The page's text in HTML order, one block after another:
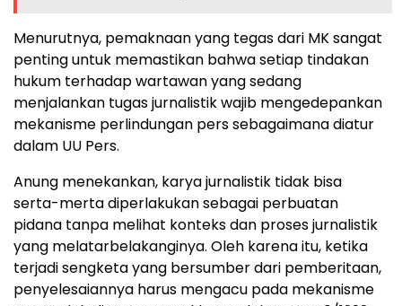
Menurutnya, pemaknaan yang tegas dari MK sangat
penting untuk memastikan bahwa setiap tindakan
hukum terhadap wartawan yang sedang
menjalankan tugas jurnalistik wajib mengedepankan
mekanisme perlindungan pers sebagaimana diatur
dalam UU Pers.
Anung menekankan, karya jurnalistik tidak bisa
serta-merta diperlakukan sebagai perbuatan
pidana tanpa melihat konteks dan proses jurnalistik
yang melatarbelakanginya. Oleh karena itu, ketika
terjadi sengketa yang bersumber dari pemberitaan,
penyelesaiannya harus mengacu pada mekanisme